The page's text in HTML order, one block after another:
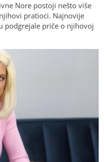
Nore postoji nešto više
pratioci. Najnovije
podgrejale priče o njihovoj